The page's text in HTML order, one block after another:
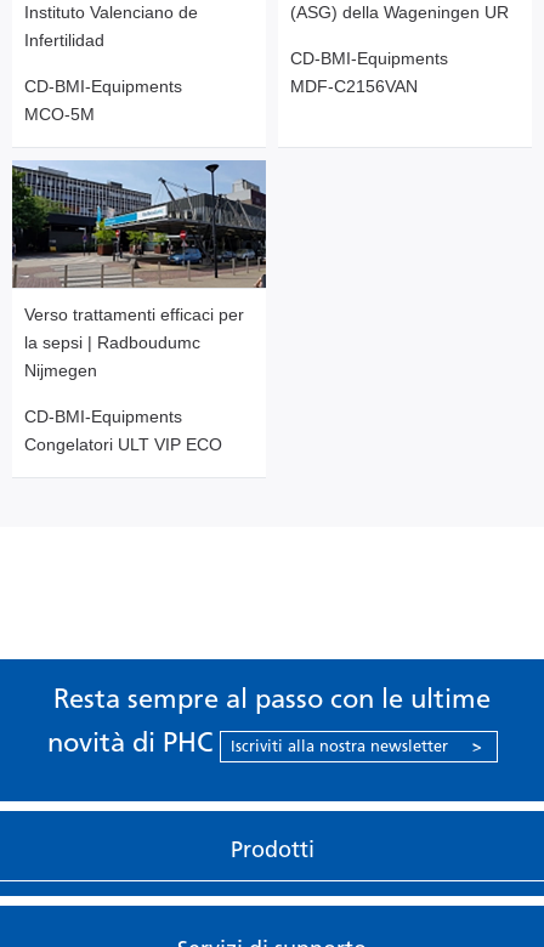
Instituto Valenciano de
Infertilidad
CD-BMI-Equipments
MCO-5M
(ASG) della Wageningen UR
CD-BMI-Equipments
MDF-C2156VAN
Verso trattamenti efficaci per
la sepsi | Radboudumc
Nijmegen
CD-BMI-Equipments
Congelatori ULT VIP ECO
Resta sempre al passo con le ultime
novità di PHC
Iscriviti alla nostra newsletter >
Prodotti